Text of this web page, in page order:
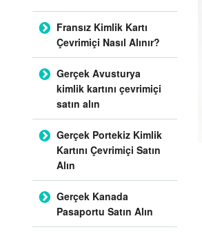
Fransız Kimlik Kartı
Çevrimiçi Nasıl Alınır?
Gerçek Avusturya
kimlik kartını çevrimiçi
satın alın
Gerçek Portekiz Kimlik
Kartını Çevrimiçi Satın
Alın
Gerçek Kanada
Pasaportu Satın Alın